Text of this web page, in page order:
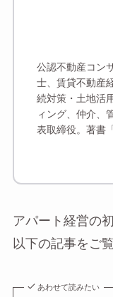
公認不動産コン
士、賃貸不動産
続対策・土地活
ィング、仲介、
表取締役。著書
アパート経営の
以下の記事をご
あわせて読みたい